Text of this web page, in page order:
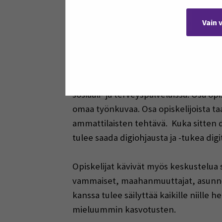
Vain
haasteeseen mainittiin palveluiden
tarvittavan terveyteen liittyvän
Opiskelijat olivat huolissaan
sosiaali- ja terveyspalveluissa. Osa
omaa työnkuvaa. Osa opiskelijoista
ammattilaisten tehtävä. Kuka sitten
tulee saada digiohjausta ja -tukea
Opiskelijat kävivät myös
vammaiset, maahanmuuttajat,
kanssa tulee säilyttää kaikille niille
mieluummin kasvotusten.